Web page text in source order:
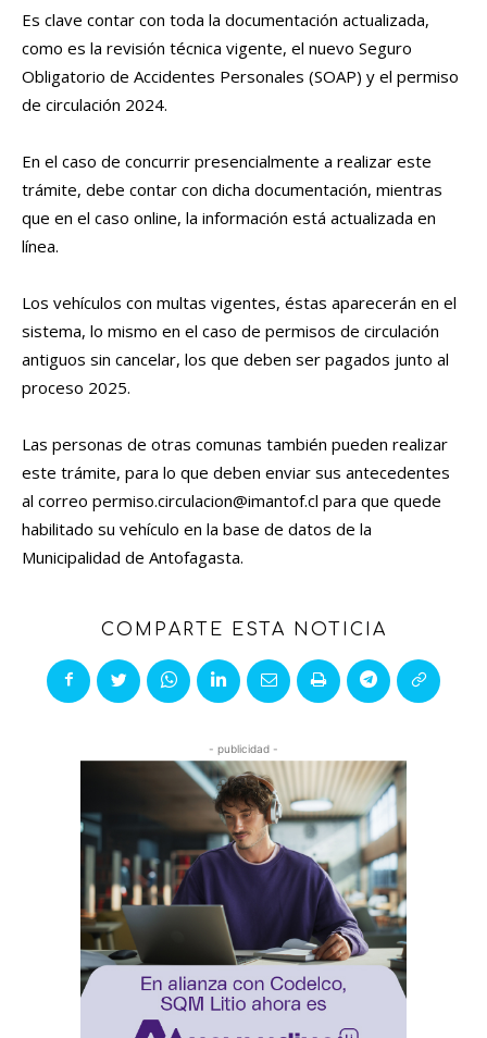
Es clave contar con toda la documentación actualizada,
como es la revisión técnica vigente, el nuevo Seguro
Obligatorio de Accidentes Personales (SOAP) y el permiso
de circulación 2024.
En el caso de concurrir presencialmente a realizar este
trámite, debe contar con dicha documentación, mientras
que en el caso online, la información está actualizada en
línea.
Los vehículos con multas vigentes, éstas aparecerán en el
sistema, lo mismo en el caso de permisos de circulación
antiguos sin cancelar, los que deben ser pagados junto al
proceso 2025.
Las personas de otras comunas también pueden realizar
este trámite, para lo que deben enviar sus antecedentes
al correo permiso.circulacion@imantof.cl para que quede
habilitado su vehículo en la base de datos de la
Municipalidad de Antofagasta.
COMPARTE ESTA NOTICIA
- publicidad -